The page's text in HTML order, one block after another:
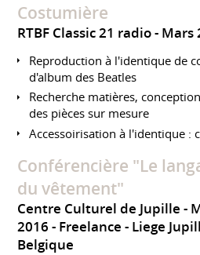
Costumière
RTBF Classic 21 radio Mars
Reproduction à l'identique de
d'album des Beatles
Recherche matières,
des pièces sur mesure
Accessoirisation à l'identique :
Conférencière "Le
du vêtement"
Centre Culturel de Jupille
2016 Freelance
Liege
Belgique